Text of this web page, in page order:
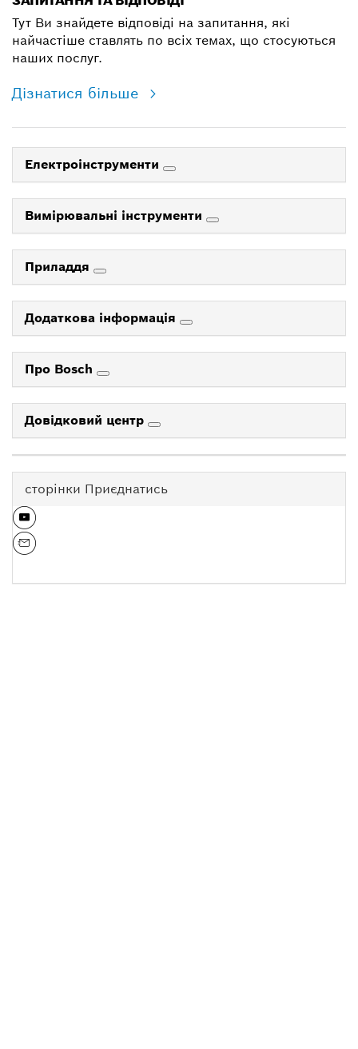
Тут Ви знайдете відповіді на запитання, які
найчастіше ставлять по всіх темах, що стосуються
наших послуг.
Дізнатися більше
Електроінструменти
Вимірювальні інструменти
Приладдя
Додаткова інформація
Про Bosch
Довідковий центр
сторінки Приєднатись